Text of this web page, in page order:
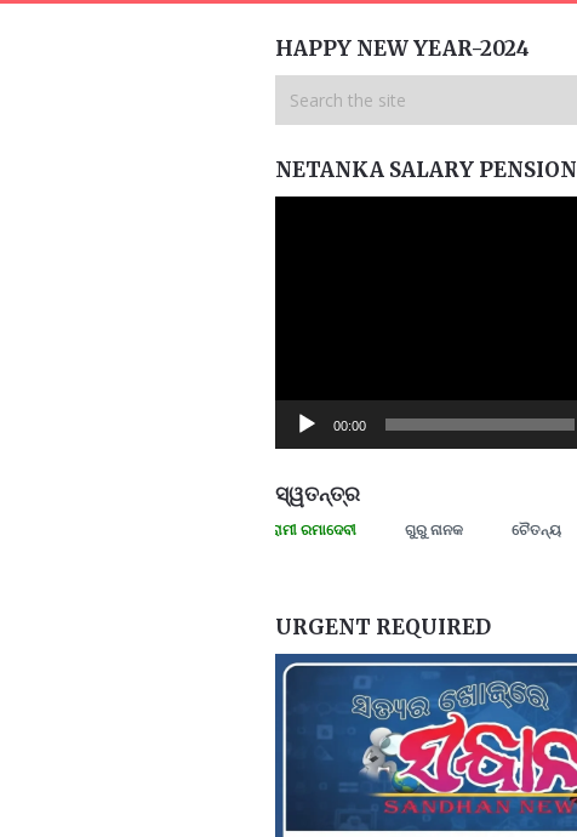
HAPPY NEW YEAR-2024
NETANKA SALARY PENSION
00:00
ସ୍ୱତନ୍ତ୍ର
ମନେ ପଡନ୍ତି: ସ୍ୱାଧୀନତା ସଂଗ୍ରାମୀ ରମାଦେବୀ ଗୁରୁ ନାନକ ଚୈତନ୍ୟ
URGENT REQUIRED